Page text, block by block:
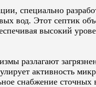
специально
вод. Этот септик
высокий
разлагают
активность
снабжение сточных